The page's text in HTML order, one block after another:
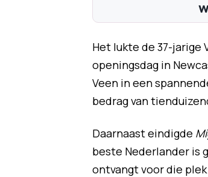
Het lukte de 37-jarige
openingsdag in
Veen in een
bedrag van
Daarnaast eindigde
beste Nederlander is
ontvangt voor die